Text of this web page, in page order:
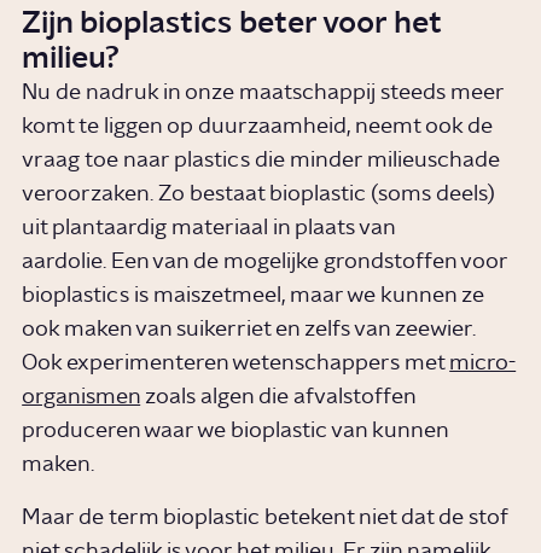
Zijn bioplastics beter voor het
milieu?
Nu de nadruk in onze maatschappij steeds meer
komt te liggen op duurzaamheid, neemt ook de
vraag toe naar plastics die minder milieuschade
veroorzaken. Zo bestaat bioplastic (soms deels)
uit plantaardig materiaal in plaats van
aardolie. Een van de mogelijke grondstoffen voor
bioplastics is maiszetmeel, maar we kunnen ze
ook maken van suikerriet en zelfs van zeewier.
Ook experimenteren wetenschappers met micro-
organismen zoals algen die afvalstoffen
produceren waar we bioplastic van kunnen
maken.
Maar de term bioplastic betekent niet dat de stof